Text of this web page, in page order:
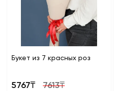
Букет из 7 красных роз
5767₸ 7613₸